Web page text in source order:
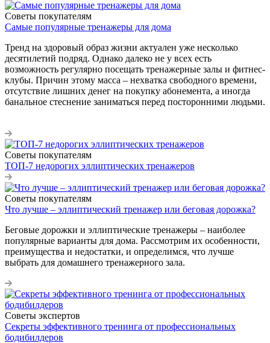
Советы покупателям
Самые популярные тренажеры для дома
Тренд на здоровый образ жизни актуален уже несколько
десятилетий подряд. Однако далеко не у всех есть
возможность регулярно посещать тренажерные залы и фитнес-
клубы. Причин этому масса – нехватка свободного времени,
отсутствие лишних денег на покупку абонемента, а иногда
банальное стеснение заниматься перед посторонними людьми.
Советы покупателям
ТОП-7 недорогих эллиптических тренажеров
Советы покупателям
Что лучше – эллиптический тренажер или беговая дорожка?
Беговые дорожки и эллиптические тренажеры – наиболее
популярные варианты для дома. Рассмотрим их особенности,
преимущества и недостатки, и определимся, что лучше
выбрать для домашнего тренажерного зала.
Советы экспертов
Секреты эффективного тренинга от профессиональных
бодибилдеров